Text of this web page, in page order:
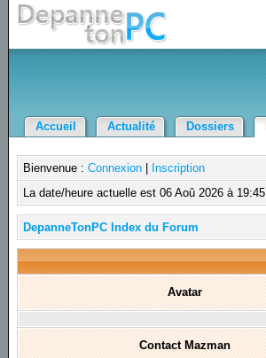
Accueil Actualité Dossiers
Bienvenue :Connexion
Inscription
La date/heure actuelle est 06 Aoû 2026 à 19:45
DepanneTonPC Index du Forum
Avatar
Contact Mazman